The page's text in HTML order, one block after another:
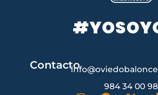
Contacto
984 34 00 98